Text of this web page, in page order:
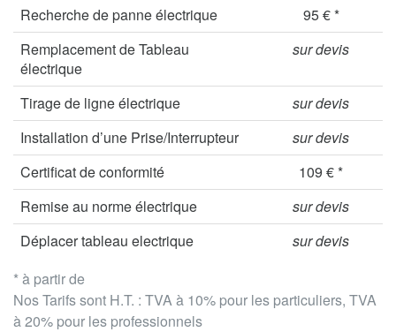
* à partir de
Nos Tarifs sont H.T. : TVA à 10% pour les particuliers, TVA
à 20% pour les professionnels
Recherche de panne électrique
95 € *
Remplacement de Tableau
électrique
sur devis
Tirage de ligne électrique
sur devis
Installation d’une Prise/Interrupteur
sur devis
Certificat de conformité
109 € *
Remise au norme électrique
sur devis
Déplacer tableau electrique
sur devis